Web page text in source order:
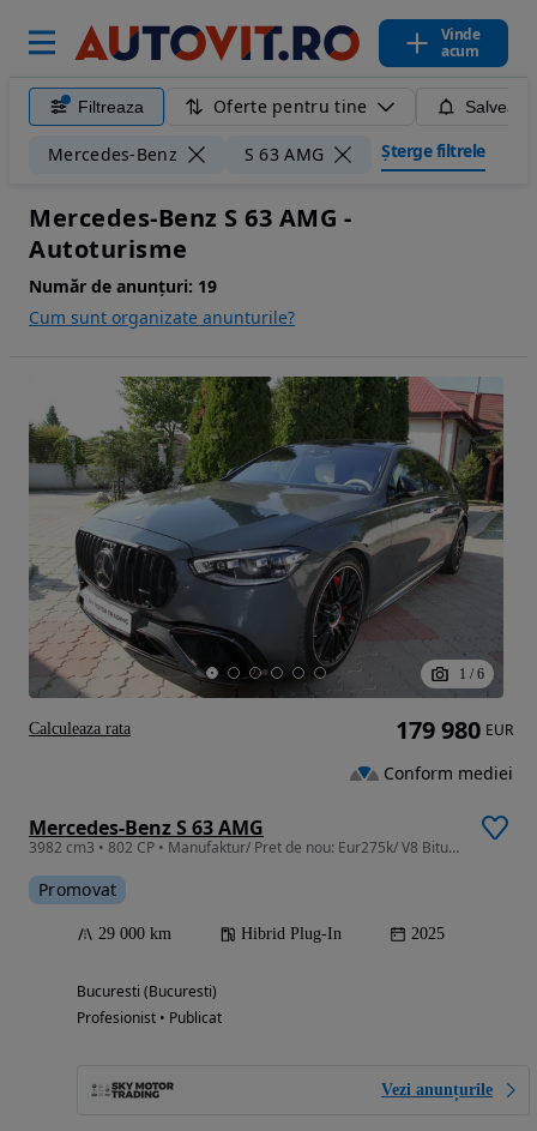
Vinde
acum
Filtreaza Oferte pentru tine
Mercedes-Benz S 63 AMG Șterge filtrele
Mercedes-Benz S 63 AMG -
Autoturisme
Număr de anunțuri: 19
Cum sunt organizate anunturile?
1 / 6
Mercedes-Benz S 63 AMG
3982 cm3 • 802 CP • Manufaktur/ Pret de nou: Eur275k/ V8 Biturbo 802PS 4M Plug In/ TVA DED
Promovat
29 000 km Hibrid Plug-In 2025
Bucuresti (Bucuresti)
Profesionist • Publicat
Vezi anunțurile
179 980 EUR
Conform mediei
Calculeaza rata